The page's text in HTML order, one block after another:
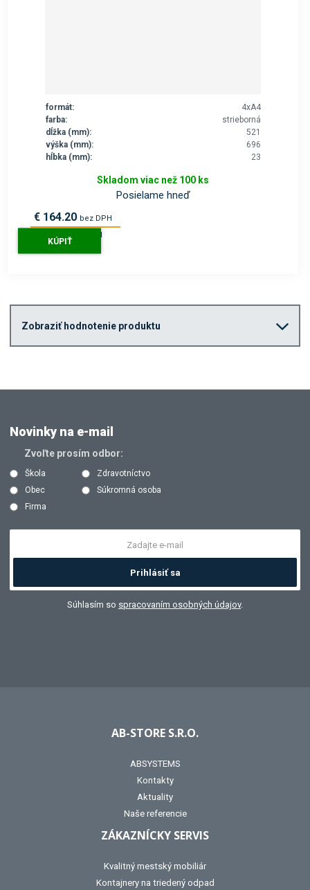
formát:
4xA4
farba:
strieborná
dĺžka (mm):
521
výška (mm):
696
hĺbka (mm):
23
€ 164.20 bez DPH
€ 202.00
Skladom viac než 100 ks
Posielame hneď
KÚPIŤ
Zobraziť hodnotenie produktu
Novinky na e-mail
Zvoľte prosím odbor:
Škola
Zdravotníctvo
Obec
Súkromná osoba
Firma
Prihlásiť sa
Súhlasím so spracovaním osobných údajov.
AB-STORE S.R.O.
ABSYSTEMS
Kontakty
Aktuality
Naše referencie
ZÁKAZNÍCKY SERVIS
Kvalitný mestský mobiliár
Kontajnery na triedený odpad